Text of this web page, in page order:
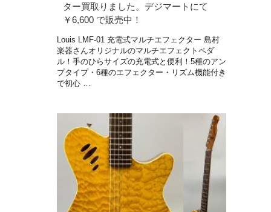
ター買取りました。デジマートにて
￥6,600 で販売中！
Louis LMF-01 充電式マルチエフェクター 島村
楽器さんオリジナルのマルチエフェクトペダ
ル！手のひらサイズの充電式と便利！5種のアン
プタイプ・6種のエフェクター・リズム機能付き
で初心 …